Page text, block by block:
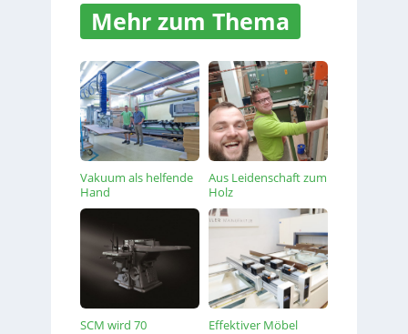
Mehr zum Thema
Vakuum als helfende
Hand
Aus Leidenschaft zum
Holz
SCM wird 70
Effektiver Möbel